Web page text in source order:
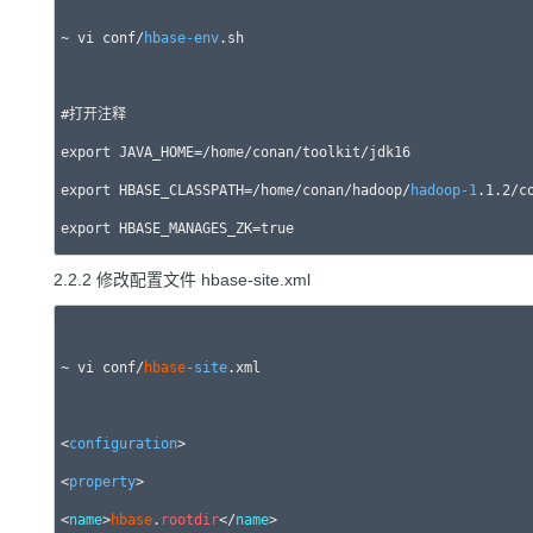
~ vi conf/ hbase-env.sh
#打开注释
export JAVA_HOME=/home/conan/toolkit/jdk16
export HBASE_CLASSPATH=/home/conan/hadoop/ hadoop-1.1.2/
2.2.2 修改配置文件 hbase-site.xml
~ vi conf/ hbase-site.xml
<configuration>
<property>
<name>hbase. rootdir</name>